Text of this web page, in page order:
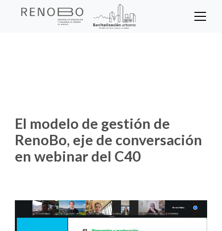
Sitio Web Empresa de
Noticias
El modelo de gestión de
RenoBo, eje de conversación
en webinar del C40